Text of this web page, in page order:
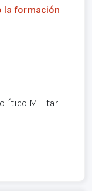
la formación
Militar